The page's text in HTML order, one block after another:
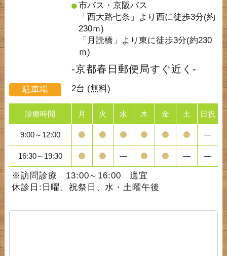
市バス・京阪バス
「西大路七条」より西に徒歩3分(約
230ｍ)
「月読橋」より東に徒歩3分(約230
ｍ)
-京都春日郵便局すぐ近く-
駐車場 2台 (無料)
診療時間 月 火 水 木 金 土 日祝
9:00～12:00 ―
16:30～19:30 ― ― ―
※訪問診療 13:00～16:00 適宜
休診日:日曜、祝祭日、水・土曜午後